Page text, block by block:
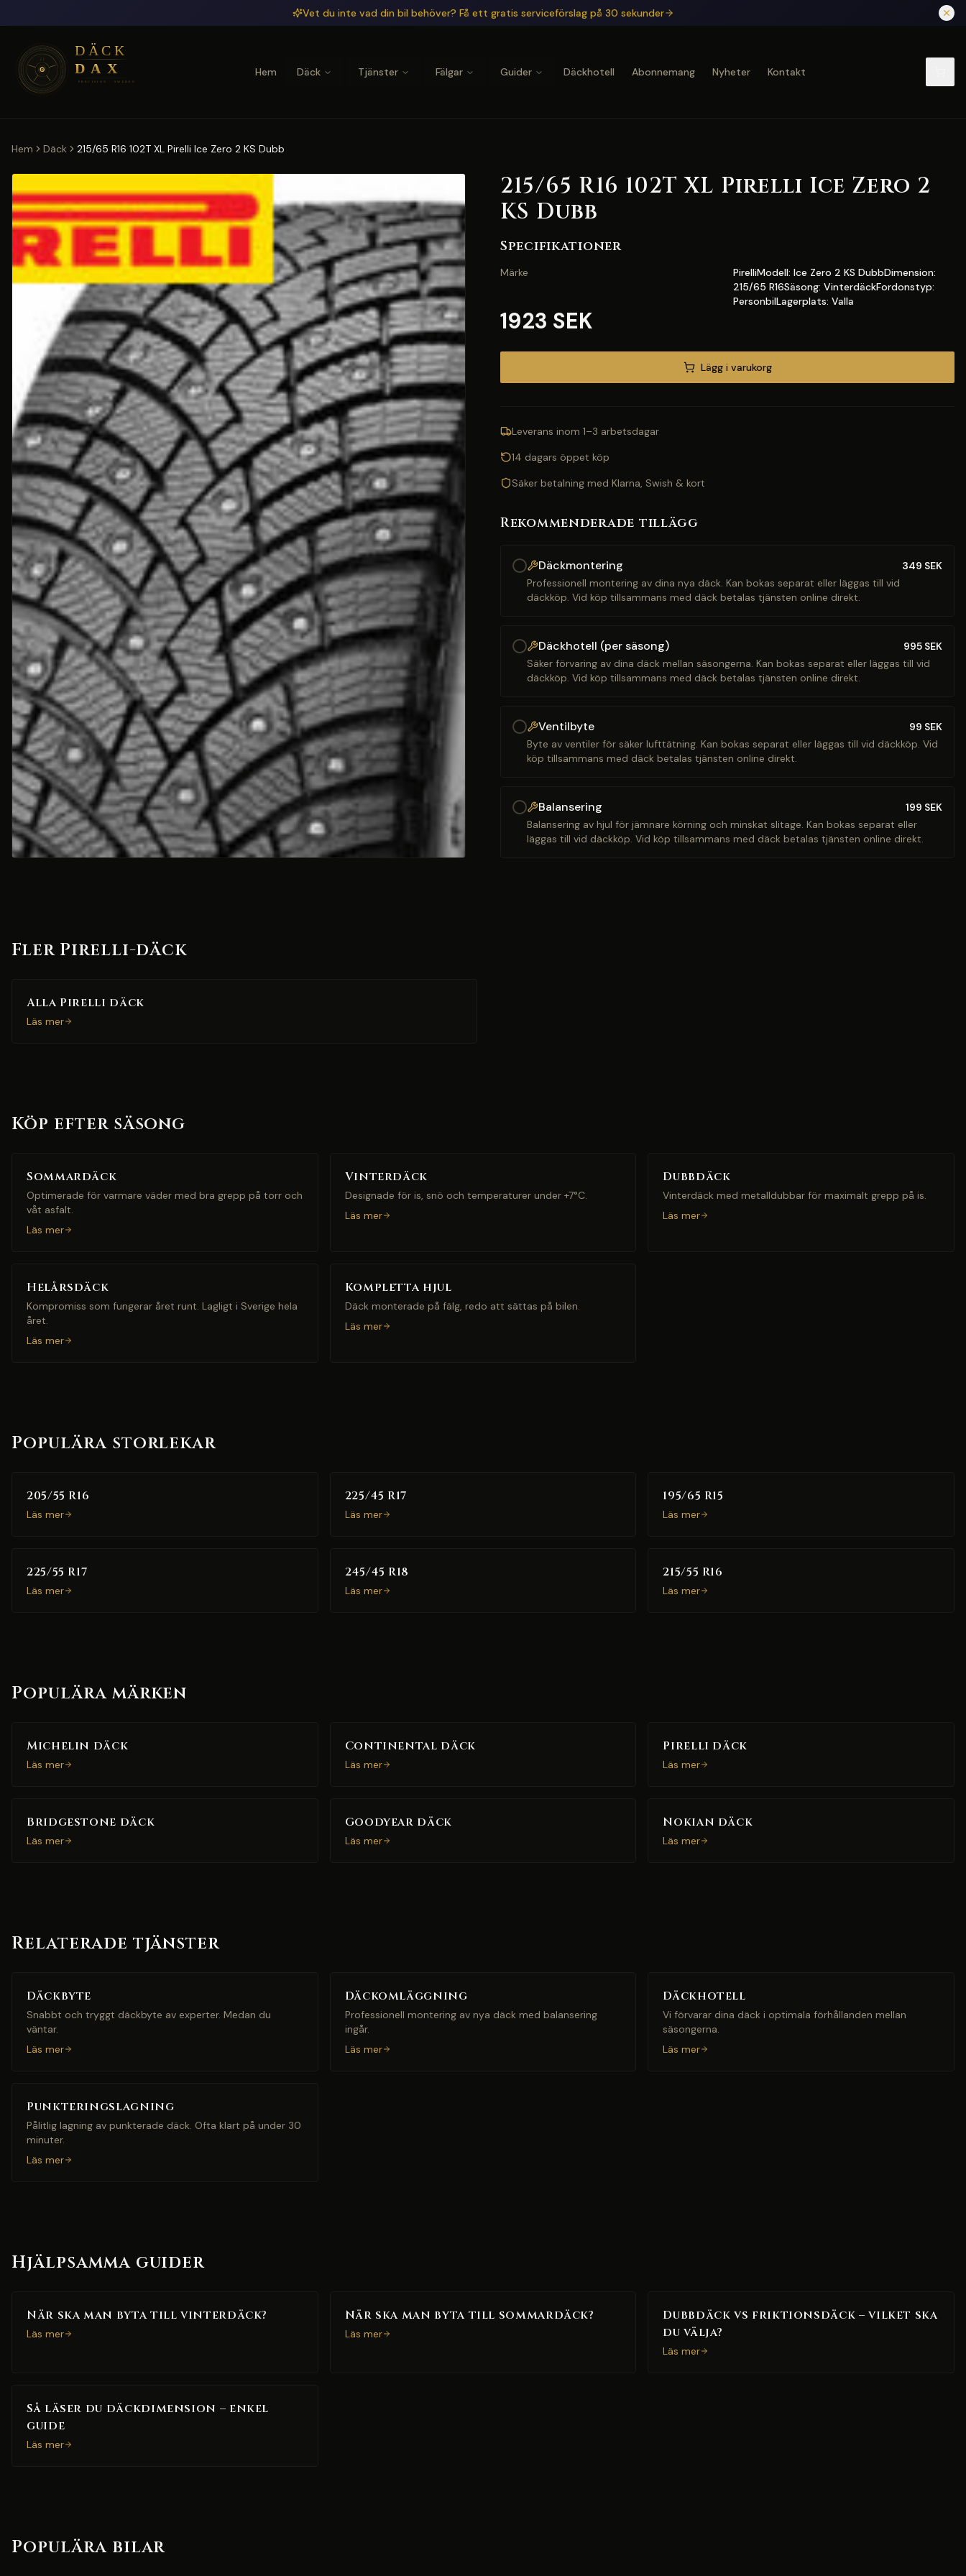
Vet du inte vad din bil behöver? Få ett gratis serviceförslag på 30 sekunder
Hem Däck Tjänster Fälgar Guider Däckhotell Abonnemang Nyheter Kontakt
Hem Däck 215/65 R16 102T XL Pirelli Ice Zero 2 KS Dubb
215/65 R16 102T XL Pirelli Ice Zero 2
KS Dubb
Specifikationer
Märke
PirelliModell: Ice Zero 2 KS DubbDimension:
215/65 R16Säsong: VinterdäckFordonstyp:
PersonbilLagerplats: Valla
1923 SEK
Lägg i varukorg
Leverans inom 1–3 arbetsdagar
14 dagars öppet köp
Säker betalning med Klarna, Swish & kort
Rekommenderade tillägg
Däckmontering 349 SEK
Professionell montering av dina nya däck. Kan bokas separat eller läggas till vid
däckköp. Vid köp tillsammans med däck betalas tjänsten online direkt.
Däckhotell (per säsong) 995 SEK
Säker förvaring av dina däck mellan säsongerna. Kan bokas separat eller läggas till vid
däckköp. Vid köp tillsammans med däck betalas tjänsten online direkt.
Ventilbyte 99 SEK
Byte av ventiler för säker lufttätning. Kan bokas separat eller läggas till vid däckköp. Vid
köp tillsammans med däck betalas tjänsten online direkt.
Balansering 199 SEK
Balansering av hjul för jämnare körning och minskat slitage. Kan bokas separat eller
läggas till vid däckköp. Vid köp tillsammans med däck betalas tjänsten online direkt.
Fler Pirelli-däck
Alla Pirelli däck
Läs mer
Köp efter säsong
Sommardäck
Optimerade för varmare väder med bra grepp på torr och
våt asfalt.
Läs mer
Vinterdäck
Designade för is, snö och temperaturer under +7°C.
Läs mer
Dubbdäck
Vinterdäck med metalldubbar för maximalt grepp på is.
Läs mer
Helårsdäck
Kompromiss som fungerar året runt. Lagligt i Sverige hela
året.
Läs mer
Kompletta hjul
Däck monterade på fälg, redo att sättas på bilen.
Läs mer
Populära storlekar
205/55 R16
Läs mer
225/45 R17
Läs mer
195/65 R15
Läs mer
225/55 R17
Läs mer
245/45 R18
Läs mer
215/55 R16
Läs mer
Populära märken
Michelin däck
Läs mer
Continental däck
Läs mer
Pirelli däck
Läs mer
Bridgestone däck
Läs mer
Goodyear däck
Läs mer
Nokian däck
Läs mer
Relaterade tjänster
Däckbyte
Snabbt och tryggt däckbyte av experter. Medan du
väntar.
Läs mer
Däckomläggning
Professionell montering av nya däck med balansering
ingår.
Läs mer
Däckhotell
Vi förvarar dina däck i optimala förhållanden mellan
säsongerna.
Läs mer
Punkteringslagning
Pålitlig lagning av punkterade däck. Ofta klart på under 30
minuter.
Läs mer
Hjälpsamma guider
När ska man byta till vinterdäck?
Läs mer
När ska man byta till sommardäck?
Läs mer
Dubbdäck vs friktionsdäck – vilket ska
du välja?
Läs mer
Så läser du däckdimension – enkel
guide
Läs mer
Populära bilar